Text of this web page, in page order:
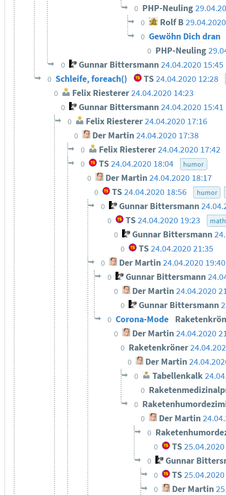
0 PHP-Neuling
0 Rolf B
0 Gewöhn Dich dran
0 PHP-Neuling
0 Gunnar Bittersmann24.04.2020 15:45
0 Schleife, foreach() TS24.04.2020 12:28
0 Felix Riesterer24.04.2020 14:23
0 Gunnar Bittersmann24.04.2020 15:41
0 Felix Riesterer 24.04.2020 17:16
0 Der Martin24.04.2020 17:38
0 Felix Riesterer24.04.2020 17:42
0 TS24.04.2020 18:04 humor
0 Der Martin24.04.2020 18:17
0 TS24.04.2020 18:56 humor
0 Gunnar Bittersmann
0 TS24.04.2020 19:23
0 Gunnar Bittersmann
0 TS24.04.2020 21:35
0 Der Martin 24.04.2020 19:40
0 Gunnar Bittersmann
0 Der Martin24.04.2020
0 Gunnar Bittersmann
0 Corona-Mode
0 Der Martin24.04.2020
0 Raketenkröner
0 Der Martin
0 Tabellenkalk
0
0
0 Der Martin
0
0 TS
0 Gunnar
0 TS
0 Der Martin